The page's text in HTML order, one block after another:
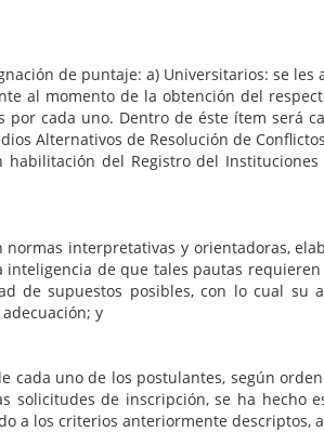
puntaje: a) Universitarios: se les
al momento de la obtención del
cada uno. Dentro de éste ítem será
Alternativos de Resolución de
del Registro del
y orientadoras,
de que tales pautas
de supuestos posibles, con lo cual su
y
de los postulantes, según orden
de inscripción, se ha hecho
a los criterios anteriormente descriptos,